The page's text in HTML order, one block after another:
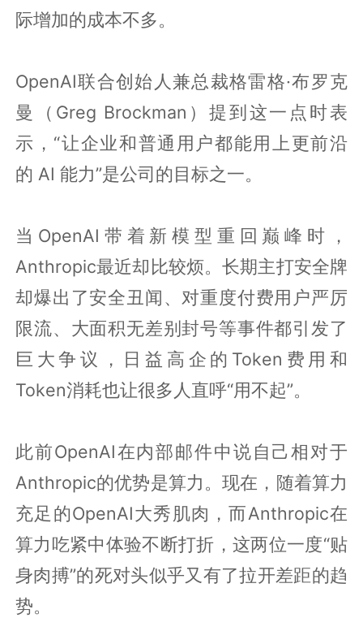
际增加的成本不多。
OpenAI联合创始人兼总裁格雷格·布罗克
曼（Greg Brockman）提到这一点时表
示，“让企业和普通用户都能用上更前沿
的 AI 能力”是公司的目标之一。
当OpenAI带着新模型重回巅峰时，
Anthropic最近却比较烦。长期主打安全牌
却爆出了安全丑闻、对重度付费用户严厉
限流、大面积无差别封号等事件都引发了
巨大争议，日益高企的Token费用和
Token消耗也让很多人直呼“用不起”。
此前OpenAI在内部邮件中说自己相对于
Anthropic的优势是算力。现在，随着算力
充足的OpenAI大秀肌肉，而Anthropic在
算力吃紧中体验不断打折，这两位一度“贴
身肉搏”的死对头似乎又有了拉开差距的趋
势。